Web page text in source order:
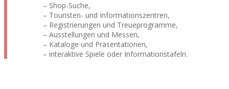
– Shop-Suche,
– Touristen- und Informationszentren,
– Registrierungen und Treueprogramme,
– Ausstellungen und Messen,
– Kataloge und Präsentationen,
– interaktive Spiele oder Informationstafeln.